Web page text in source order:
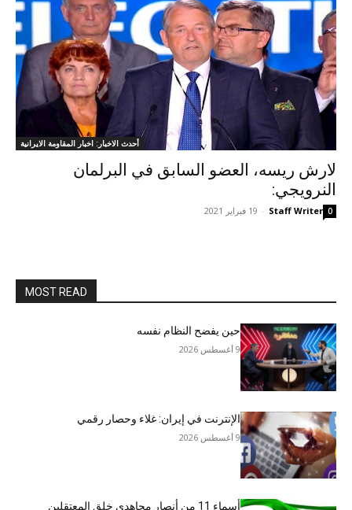
أحدث الاخبار: اخبار المقاومة الايرانية
لارش ريسه، العضو السابق في البرلمان
النرويجي:
Staff Writer
- 19 فبراير 2021 0
MOST READ
حين يفضح النظام نفسه
9 أغسطس 2026
الإنترنت في إيران: غلاء وحصار رقمي
9 أغسطس 2026
أسماء 11 من أنصار مجاهدي خلق المعتقلين